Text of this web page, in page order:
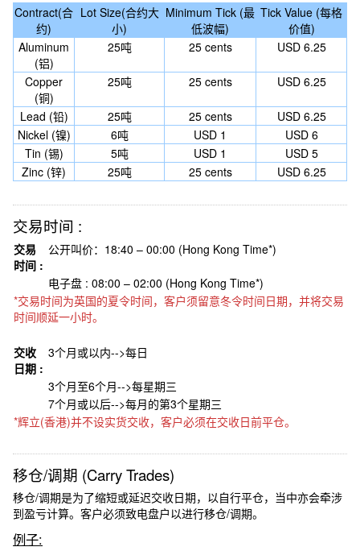
Contract(合
约)
Lot Size(合约大
小)
Minimum Tick (最
低波幅)
Tick Value (每格
价值)
Aluminum
(铝)
25吨 25 cents USD 6.25
Copper
(铜)
25吨 25 cents USD 6.25
Lead (铅) 25吨 25 cents
USD 6.25
Nickel (镍)
6吨 USD 1
USD 6
Tin (锡)
5吨 USD 1
USD 5
Zinc (锌)
25吨 25 cents USD 6.25
交易时间 :
交易
时间 :
公开叫价：18:40 – 00:00 (Hong Kong Time*)
电子盘 : 08:00 – 02:00 (Hong Kong Time*)
*交易时间为英国的夏令时间，客户须留意冬令时间日期，并将交易
时间顺延一小时。
交收
日期 :
3个月或以内-->每日
3个月至6个月-->每星期三
7个月或以后-->每月的第3个星期三
*辉立(香港)并不设实货交收，客户必须在交收日前平仓。
移仓/调期 (Carry Trades)
移仓/调期是为了缩短或延迟交收日期，以自行平仓，当中亦会牵涉
到盈亏计算。客户必须致电盘户以进行移仓/调期。
例子: